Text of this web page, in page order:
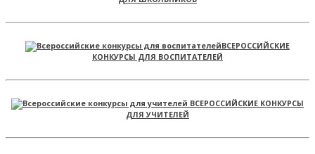
ВСЕРОССИЙСКИЕ
КОНКУРСЫ ДЛЯ ВОСПИТАТЕЛЕЙ
ВСЕРОССИЙСКИЕ КОНКУРСЫ
ДЛЯ УЧИТЕЛЕЙ